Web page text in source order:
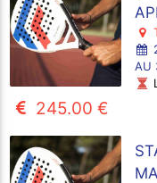
AU
245.00 €